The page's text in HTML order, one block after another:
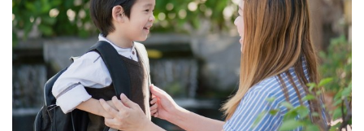
不同模樣
沒有人天生就擅長當爸爸！男人總是在一次
次「前所未有」的體驗中，跟著孩子一起長
大。從給予安全感的肢體遊戲，到獨立自
主、角色認同及解決問題的能力養成。爸爸